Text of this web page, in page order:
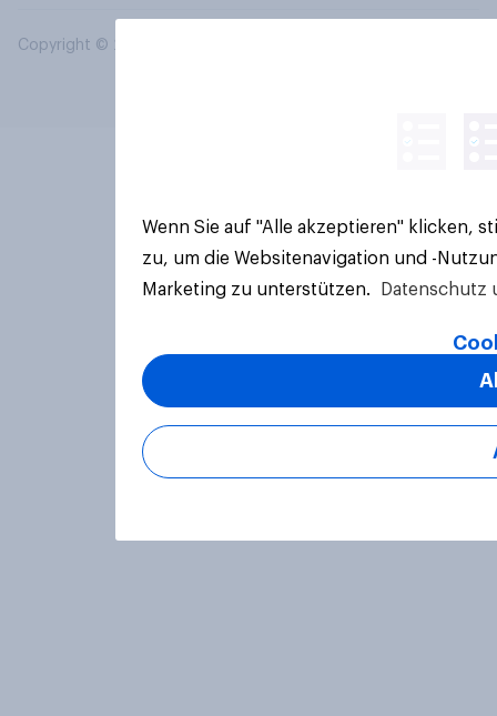
Copyright © 2026 YouGov PLC. Alle Rechte vorbehalten.
Wenn Sie auf "Alle akzeptieren" klicken,
zu, um die Websitenavigation und -
Marketing zu unterstützen.
Datenschutz